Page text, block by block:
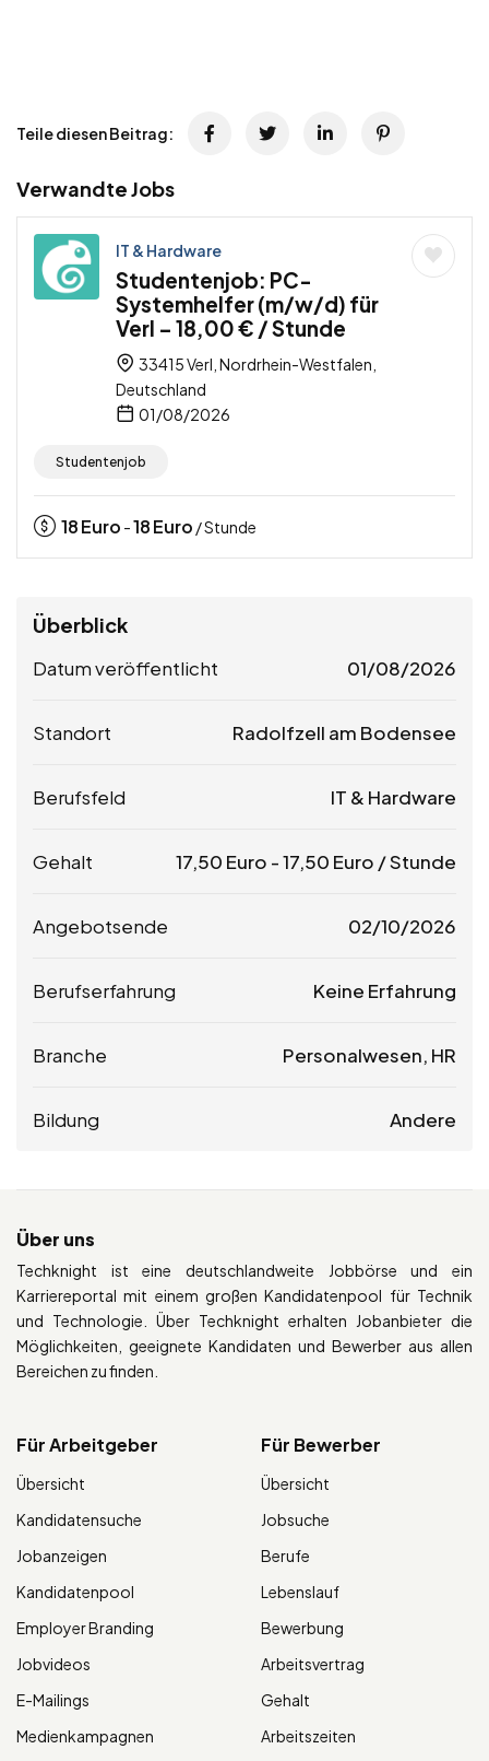
Teile diesen Beitrag:
Verwandte Jobs
IT & Hardware
Studentenjob: PC-
Systemhelfer (m/w/d) für
Verl – 18,00 € / Stunde
33415 Verl, Nordrhein-Westfalen,
Deutschland
01/08/2026
Studentenjob
18Euro -18Euro / Stunde
Überblick
Datum veröffentlicht 01/08/2026
Standort Radolfzell am Bodensee
Berufsfeld IT & Hardware
Gehalt 17,50 Euro -17,50 Euro / Stunde
Angebotsende 02/10/2026
Berufserfahrung Keine Erfahrung
Branche Personalwesen, HR
Bildung Andere
Über uns
Techknight ist eine deutschlandweite Jobbörse und ein
Karriereportal mit einem großen Kandidatenpool für Technik
und Technologie. Über Techknight erhalten Jobanbieter die
Möglichkeiten, geeignete Kandidaten und Bewerber aus allen
Bereichen zu finden.
Für Arbeitgeber
Übersicht
Kandidatensuche
Jobanzeigen
Kandidatenpool
Employer Branding
Jobvideos
E-Mailings
Medienkampagnen
Für Bewerber
Übersicht
Jobsuche
Berufe
Lebenslauf
Bewerbung
Arbeitsvertrag
Gehalt
Arbeitszeiten